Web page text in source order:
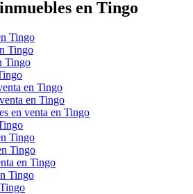
en Tingo
Tingo
Tingo
Tingo
en Tingo
en Tingo
en venta en Tingo
Tingo
Tingo
en Tingo
Tingo